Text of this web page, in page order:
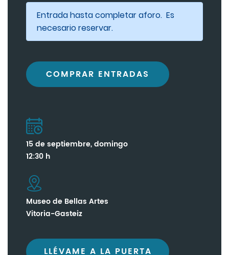
Entrada hasta completar aforo. Es
necesario reservar.
COMPRAR ENTRADAS
15 de septiembre, domingo
12:30 h
Museo de Bellas Artes
Vitoria-Gasteiz
LLÉVAME A LA PUERTA